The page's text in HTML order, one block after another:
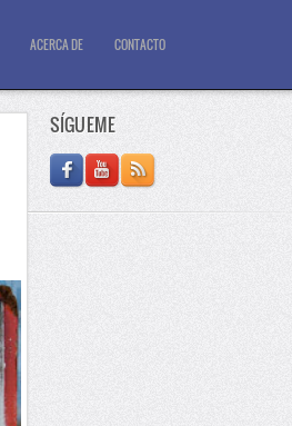
ACERCA DE CONTACTO
SÍGUEME